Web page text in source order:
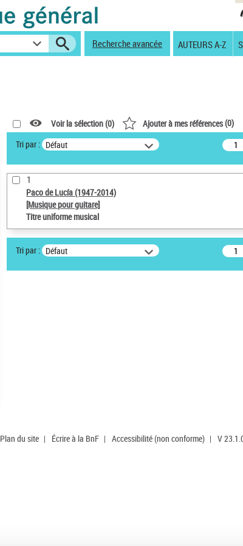
Recherche avancée AUTEURS A-Z
Voir la sélection (0) Ajouter à mes références(0)
Tri par : Défaut
1
Paco de Lucía (1947-2014)
[Musique pour guitare]
Titre uniforme musical
Tri par : Défaut
Plan du site | Écrire à la BnF | Accessibilité (non conforme) | V